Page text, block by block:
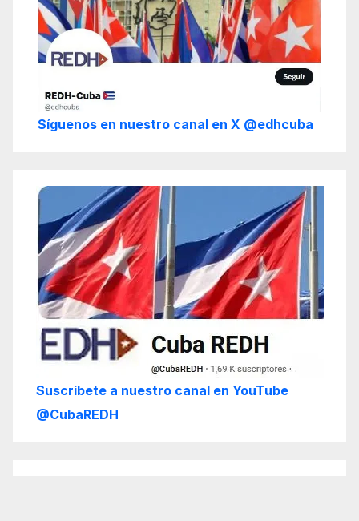
Síguenos en nuestro canal en X @edhcuba
Suscríbete a nuestro canal en YouTube
@CubaREDH